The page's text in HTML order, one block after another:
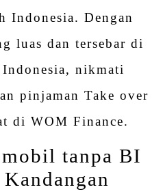
Indonesia. Dengan
luas dan tersebar di
nikmati
pinjaman Take over
di WOM Finance.
tanpa BI